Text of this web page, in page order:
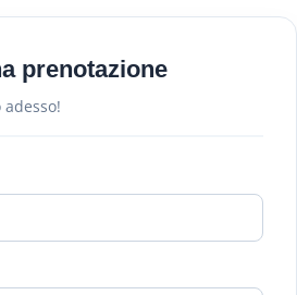
prenotazione